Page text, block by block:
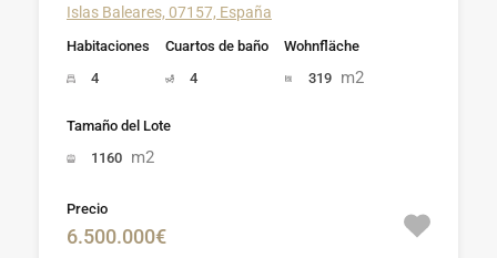
Islas Baleares, 07157, España
Habitaciones
4
Cuartos de baño
4
Wohnfläche
319 m2
Tamaño del Lote
1160 m2
Precio
6.500.000€